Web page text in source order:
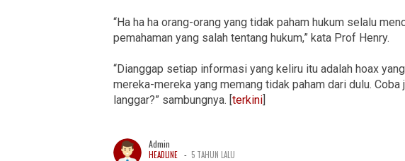
“Ha ha ha orang-orang yang tidak paham hukum selalu
pemahaman yang salah tentang hukum,” kata Prof Henry.
“Dianggap setiap informasi yang keliru itu adalah hoax
mereka-mereka yang memang tidak paham dari dulu.
langgar?” sambungnya. [terkini]
Admin
HEADLINE - 5 TAHUN LALU